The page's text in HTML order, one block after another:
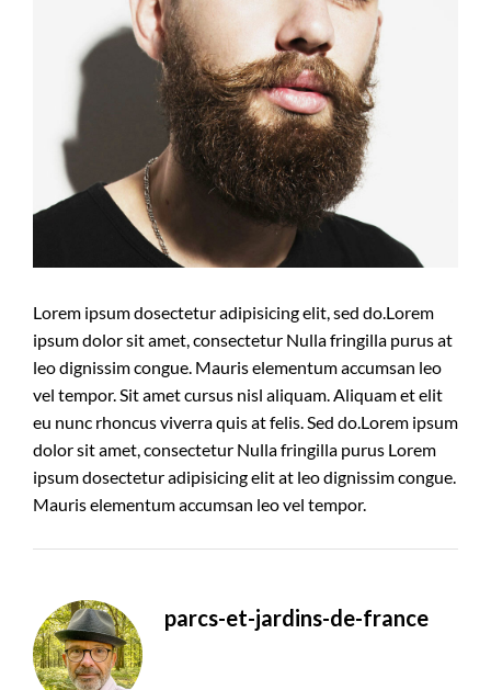
Lorem ipsum dosectetur adipisicing elit, sed do.Lorem
ipsum dolor sit amet, consectetur Nulla fringilla purus at
leo dignissim congue. Mauris elementum accumsan leo
vel tempor. Sit amet cursus nisl aliquam. Aliquam et elit
eu nunc rhoncus viverra quis at felis. Sed do.Lorem ipsum
dolor sit amet, consectetur Nulla fringilla purus Lorem
ipsum dosectetur adipisicing elit at leo dignissim congue.
Mauris elementum accumsan leo vel tempor.
parcs-et-jardins-de-france